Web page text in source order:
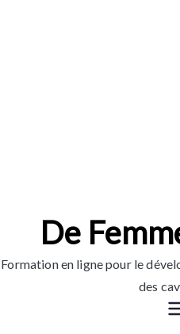
De
Formation en ligne pour le
des